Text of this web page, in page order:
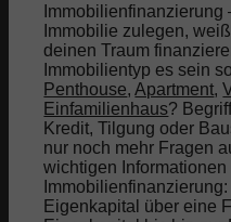
Immobilienfinanzierung
Immobilie zulegen,
deinen Traum
Immobilientyp es sein
Penthouse,Apartment,
Einfamilienhaus?
Kredit, Tilgung oder
nur noch mehr Fragen
wichtigen Informationen
Eigenkapital über eine